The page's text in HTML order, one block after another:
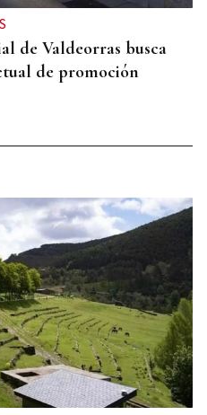
de Valdeorras busca
de promoción
creciendo junto a